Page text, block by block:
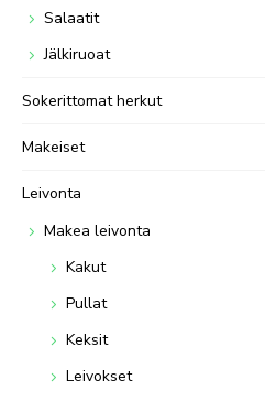
Salaatit
Jälkiruoat
Sokerittomat herkut
Makeiset
Leivonta
Makea leivonta
Kakut
Pullat
Keksit
Leivokset